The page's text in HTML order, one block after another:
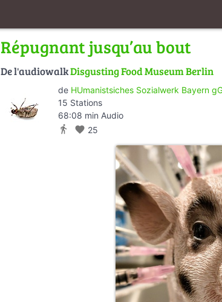
Répugnant jusqu’au bout
De l'audiowalkDisgusting Food Museum Berlin
de HUmanistsiches Sozialwerk Bayern
15 Stations
68:08 min Audio
directions_walk favorite 25